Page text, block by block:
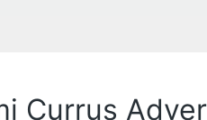
Currus